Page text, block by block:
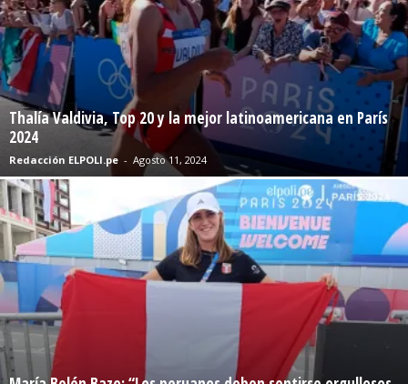
Thalía Valdivia, Top 20 y la mejor latinoamericana en París
2024
Redacción ELPOLI.pe - Agosto 11, 2024